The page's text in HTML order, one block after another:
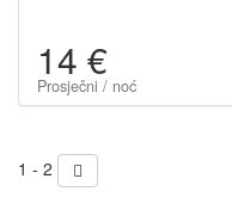
14 €
Prosječni / noć
1 - 2